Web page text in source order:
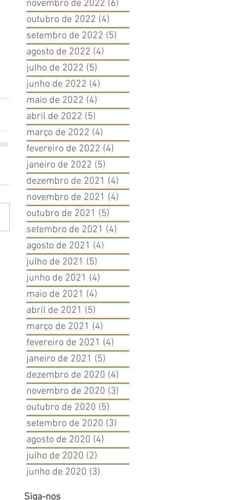
novembro de 2022 (6)
outubro de 2022 (4)
setembro de 2022 (5)
agosto de 2022 (4)
julho de 2022 (5)
junho de 2022 (4)
maio de 2022 (4)
abril de 2022 (5)
março de 2022 (4)
fevereiro de 2022 (4)
janeiro de 2022 (5)
dezembro de 2021 (4)
novembro de 2021 (4)
outubro de 2021 (5)
setembro de 2021 (4)
agosto de 2021 (4)
julho de 2021 (5)
junho de 2021 (4)
maio de 2021 (4)
abril de 2021 (5)
março de 2021 (4)
fevereiro de 2021 (4)
janeiro de 2021 (5)
dezembro de 2020 (4)
novembro de 2020 (3)
outubro de 2020 (5)
setembro de 2020 (3)
agosto de 2020 (4)
julho de 2020 (2)
junho de 2020 (3)
Siga-nos